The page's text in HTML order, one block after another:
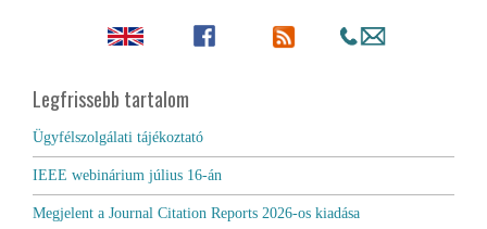
Legfrissebb tartalom
Ügyfélszolgálati tájékoztató
IEEE webinárium július 16-án
Megjelent a Journal Citation Reports 2026-os kiadása